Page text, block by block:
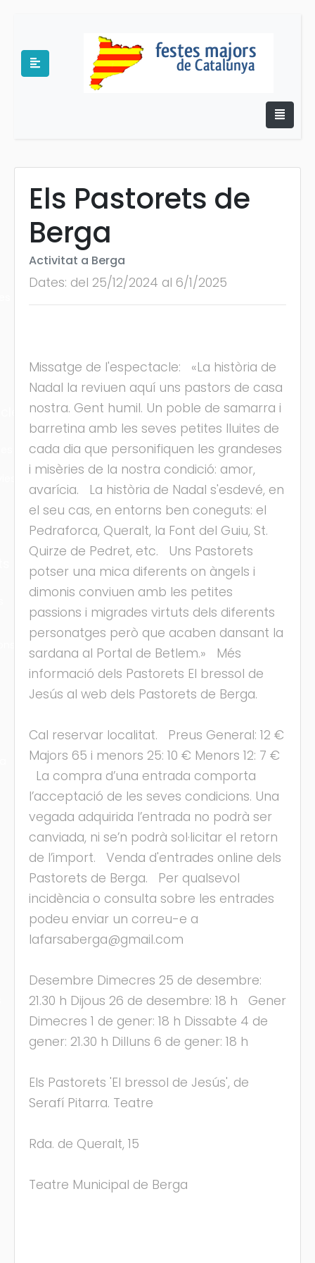
Els Pastorets de
Berga
Activitat a Berga
Dates: del 25/12/2024 al 6/1/2025
Missatge de l'espectacle: «La història de
Nadal la reviuen aquí uns pastors de casa
nostra. Gent humil. Un poble de samarra i
barretina amb les seves petites lluites de
cada dia que personifiquen les grandeses
i misèries de la nostra condició: amor,
avarícia. La història de Nadal s'esdevé, en
el seu cas, en entorns ben coneguts: el
Pedraforca, Queralt, la Font del Guiu, St.
Quirze de Pedret, etc. Uns Pastorets
potser una mica diferents on àngels i
dimonis conviuen amb les petites
passions i migrades virtuts dels diferents
personatges però que acaben dansant la
sardana al Portal de Betlem.» Més
informació dels Pastorets El bressol de
Jesús al web dels Pastorets de Berga.
Cal reservar localitat. Preus General: 12 €
Majors 65 i menors 25: 10 € Menors 12: 7 €
La compra d’una entrada comporta
l’acceptació de les seves condicions. Una
vegada adquirida l’entrada no podrà ser
canviada, ni se’n podrà sol·licitar el retorn
de l’import. Venda d'entrades online dels
Pastorets de Berga. Per qualsevol
incidència o consulta sobre les entrades
podeu enviar un correu-e a
lafarsaberga@gmail.com
Desembre Dimecres 25 de desembre:
21.30 h Dijous 26 de desembre: 18 h Gener
Dimecres 1 de gener: 18 h Dissabte 4 de
gener: 21.30 h Dilluns 6 de gener: 18 h
Els Pastorets 'El bressol de Jesús', de
Serafí Pitarra. Teatre
Rda. de Queralt, 15
Teatre Municipal de Berga